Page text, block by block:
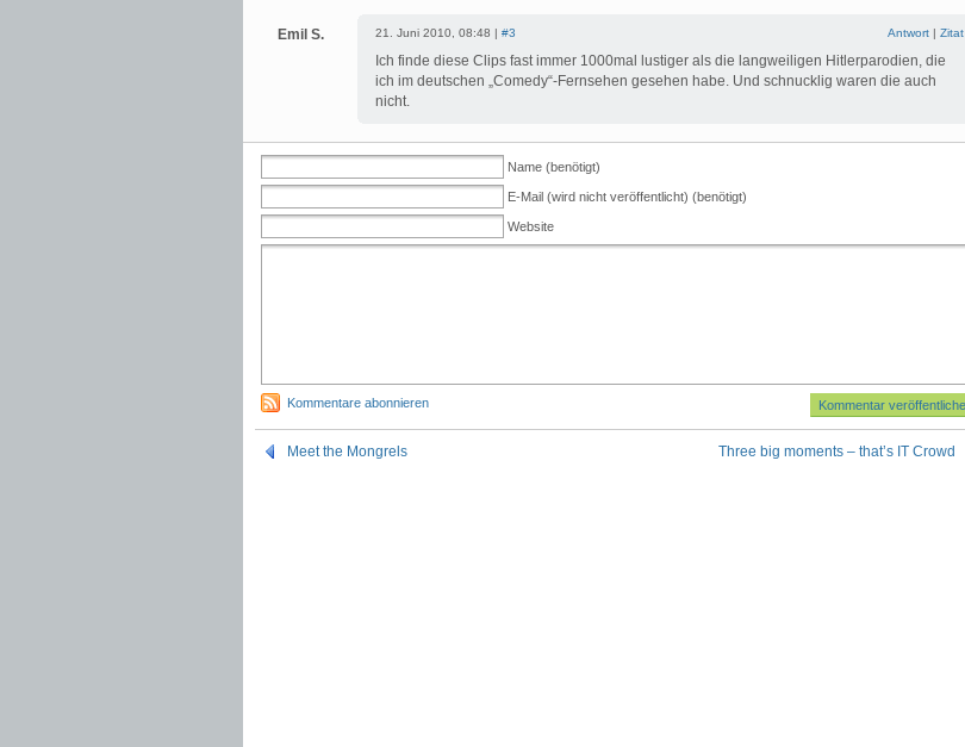
Emil S. 21. Juni 2010, 08:48 | #3 Antwort | Zitat
Ich finde diese Clips fast immer 1000mal lustiger als die langweiligen Hitlerparodien, die
ich im deutschen „Comedy“-Fernsehen gesehen habe. Und schnucklig waren die auch
nicht.
Name (benötigt)
E-Mail (wird nicht veröffentlicht) (benötigt)
Website
Kommentare abonnieren
Meet the Mongrels Three big moments – that’s IT Crowd